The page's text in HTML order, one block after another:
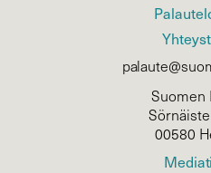
Suomen
00580